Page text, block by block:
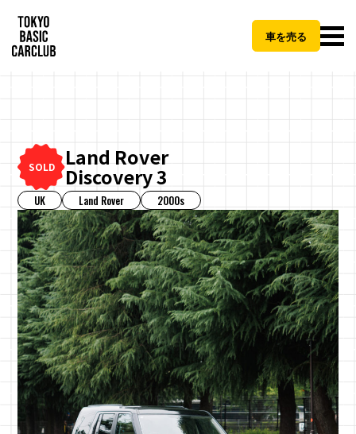
車を売る
SOLD Land Rover
Discovery 3
UK Land Rover 2000s
TBCCご納車パッケージとは
地方
費用（税抜）
一都三県
¥100,000
東京都・千
関東
¥120,000
茨城県・栃